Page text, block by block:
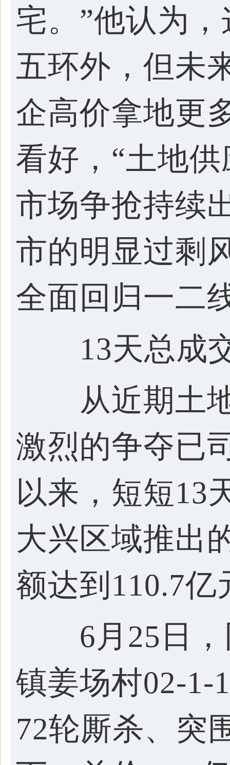
宅。”他认为
五环外，但未
企高价拿地更
看好，“土地
市场争抢持续
市的明显过剩
全面回归一二
13天总成交
从近期土地
激烈的争夺已
以来，短短13
大兴区域推出
额达到110.7亿
6月25日，
镇姜场村02-1-
72轮厮杀、突